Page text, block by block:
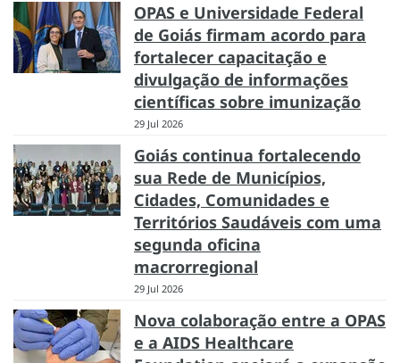
OPAS e Universidade Federal
de Goiás firmam acordo para
fortalecer capacitação e
divulgação de informações
científicas sobre imunização
29 Jul 2026
Goiás continua fortalecendo
sua Rede de Municípios,
Cidades, Comunidades e
Territórios Saudáveis com uma
segunda oficina
macrorregional
29 Jul 2026
Nova colaboração entre a OPAS
e a AIDS Healthcare